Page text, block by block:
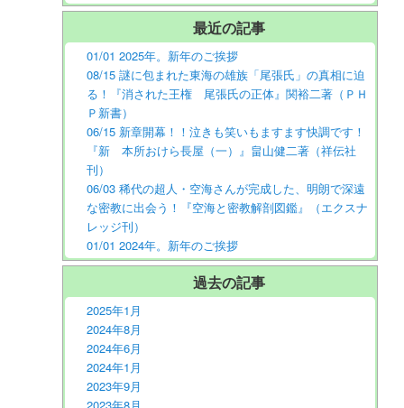
最近の記事
01/01 2025年。新年のご挨拶
08/15 謎に包まれた東海の雄族「尾張氏」の真相に迫
る！『消された王権 尾張氏の正体』関裕二著（ＰＨ
Ｐ新書）
06/15 新章開幕！！泣きも笑いもますます快調です！
『新 本所おけら長屋（一）』畠山健二著（祥伝社
刊）
06/03 稀代の超人・空海さんが完成した、明朗で深遠
な密教に出会う！『空海と密教解剖図鑑』（エクスナ
レッジ刊）
01/01 2024年。新年のご挨拶
過去の記事
2025年1月
2024年8月
2024年6月
2024年1月
2023年9月